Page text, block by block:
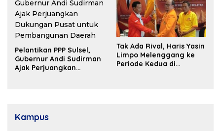
Pelantikan PPP Sulsel,
Gubernur Andi Sudirman
Ajak Perjuangkan
Tak Ada Rival, Haris Yasin
Limpo Melenggang ke
Periode Kedua di
Kampus